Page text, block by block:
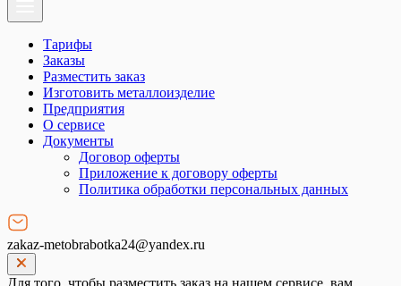
Тарифы
Заказы
Разместить заказ
Изготовить металлоизделие
Предприятия
О сервисе
Документы
Договор оферты
Приложение к договору оферты
Политика обработки персональных данных
zakaz-metobrabotka24@yandex.ru
Для того, чтобы разместить заказ на нашем сервисе, вам